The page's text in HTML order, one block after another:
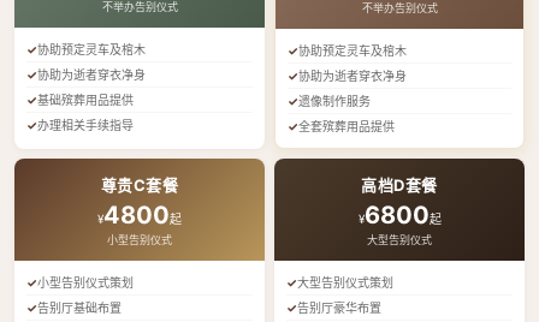
不举办告别仪式
协助预定灵车及棺木
协助为逝者穿衣净身
基础殡葬用品提供
办理相关手续指导
不举办告别仪式
协助预定灵车及棺木
协助为逝者穿衣净身
遗像制作服务
全套殡葬用品提供
尊贵C套餐
¥4800起
小型告别仪式
小型告别仪式策划
告别厅基础布置
高档D套餐
¥6800起
大型告别仪式
大型告别仪式策划
告别厅豪华布置